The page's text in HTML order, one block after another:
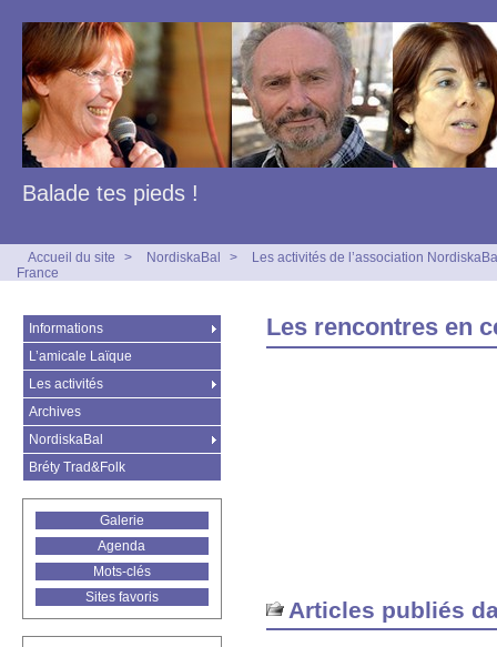
Balade tes pieds !
Accueil du site > NordiskaBal >
Les activités de l’association
France
Les rencontres en
Articles publiés
Informations
L’amicale Laïque
Les activités
Archives
NordiskaBal
Bréty Trad&Folk
Galerie
Agenda
Mots-clés
Sites favoris